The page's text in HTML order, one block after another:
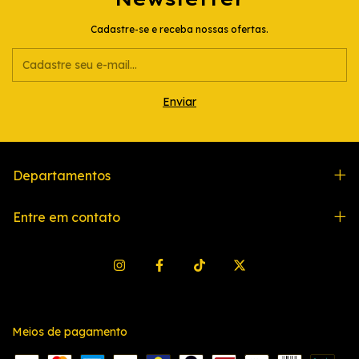
Cadastre-se e receba nossas ofertas.
Departamentos
Entre em contato
Meios de pagamento